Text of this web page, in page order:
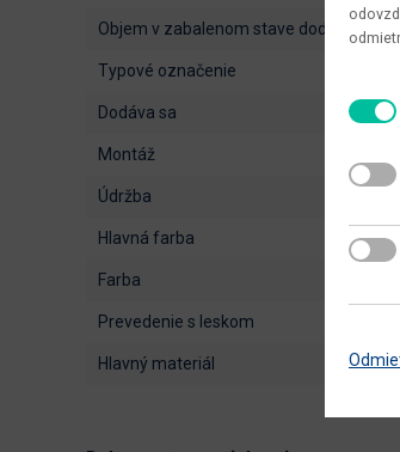
objem v zabalenom stave dodávateľa
typové označenie
dodáva sa
montáž
údržba
hlavná farba
farba
prevedenie s leskom
hlavný materiál